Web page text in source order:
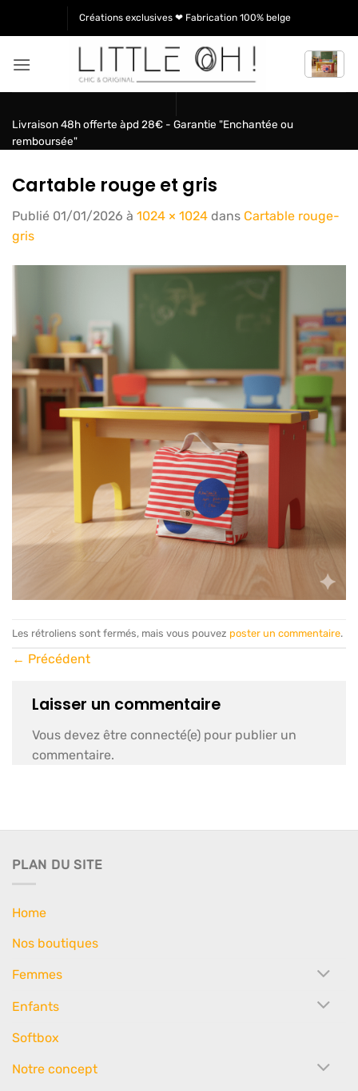
Créations exclusives ❤ Fabrication 100% belge
Livraison 48h offerte àpd 28€ - Garantie "Enchantée ou
remboursée"
Cartable rouge et gris
Publié 01/01/2026 à 1024 × 1024 dans Cartable rouge-
gris
Les rétroliens sont fermés, mais vous pouvez poster un commentaire.
← Précédent
Laisser un commentaire
Vous devez être connecté(e) pour publier un
commentaire.
PLAN DU SITE
Home
Nos boutiques
Femmes
Enfants
Softbox
Notre concept